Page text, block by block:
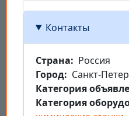
Контакты
Страна
Россия
Город
Санкт-
Категория
Категория